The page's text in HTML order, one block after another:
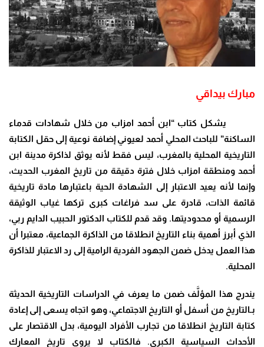
مبارك بيداقي
يشكل كتاب “ابن أحمد امزاب من خلال شهادات قدماء
الساكنة” للباحث المحلي أحمد لعيوني إضافة نوعية إلى حقل الكتابة
التاريخية المحلية بالمغرب، ليس فقط لأنه يوثق لذاكرة مدينة ابن
أحمد ومنطقة امزاب خلال فترة دقيقة من تاريخ المغرب الحديث،
وإنما لأنه يعيد الاعتبار إلى الشهادة الحية باعتبارها مادة تاريخية
قائمة الذات، قادرة على سد فراغات كبرى تركها غياب الوثيقة
الرسمية أو محدوديتها. وقد قدم للكتاب الدكتور الحبيب الدايم ربي،
الذي أبرز أهمية بناء التاريخ انطلاقا من الذاكرة الجماعية، معتبرا أن
هذا العمل يدخل ضمن الجهود الفردية الرامية إلى رد الاعتبار للذاكرة
المحلية.
يندرج هذا المؤلَّف ضمن ما يعرف في الدراسات التاريخية الحديثة
بـالتاريخ من أسفل أو التاريخ الاجتماعي، وهو اتجاه يسعى إلى إعادة
كتابة التاريخ انطلاقا من تجارب الأفراد اليومية، بدل الاقتصار على
الأحداث السياسية الكبرى. فالكتاب لا يروي تاريخ المعارك